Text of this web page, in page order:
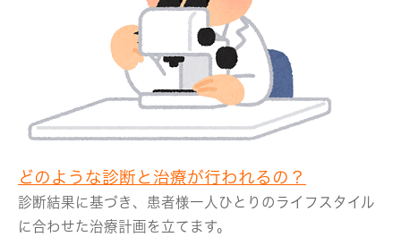
どのような診断と治療が行われるの？
診断結果に基づき、患者様一人ひとりのライフスタイル
に合わせた治療計画を立てます。